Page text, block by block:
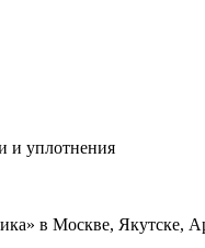
и уплотнения
в Москве, Якутске,